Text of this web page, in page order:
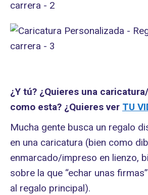
¿Y tú? ¿Quieres una
como esta? ¿Quieres ver TU
Mucha gente busca un regalo
en una caricatura (bien como
enmarcado/impreso en lienzo,
sobre la que “echar unas
al regalo principal).